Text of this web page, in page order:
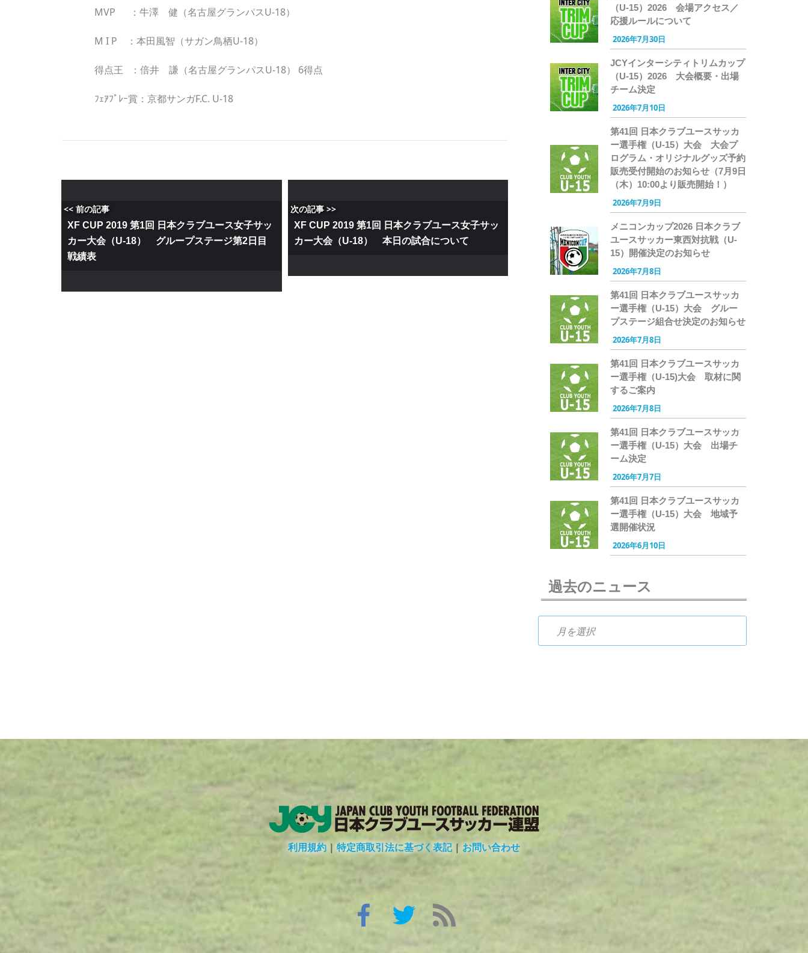
MVP ：牛澤 健（名古屋グランパスU-18）
M I P ：本田風智（サガン鳥栖U-18）
得点王 ：倍井 謙（名古屋グランパスU-18） 6得点
ﾌｪｱﾌﾟﾚｰ賞：京都サンガF.C. U-18
<< 前の記事
XF CUP 2019 第1回 日本クラブユース女子サッ
カー大会（U-18） グループステージ第2日目
戦績表
次の記事 >>
XF CUP 2019 第1回 日本クラブユース女子サッ
カー大会（U-18） 本日の試合について
（U-15）2026 会場アクセス／
応援ルールについて
2026年7月30日
JCYインターシティトリムカップ
（U-15）2026 大会概要・出場
チーム決定
2026年7月10日
第41回 日本クラブユースサッカ
ー選手権（U-15）大会 大会プ
ログラム・オリジナルグッズ予約
販売受付開始のお知らせ（7月9日
（木）10:00より販売開始！）
2026年7月9日
メニコンカップ2026 日本クラブ
ユースサッカー東西対抗戦（U-
15）開催決定のお知らせ
2026年7月8日
第41回 日本クラブユースサッカ
ー選手権（U-15）大会 グルー
プステージ組合せ決定のお知らせ
2026年7月8日
第41回 日本クラブユースサッカ
ー選手権（U-15)大会 取材に関
するご案内
2026年7月8日
第41回 日本クラブユースサッカ
ー選手権（U-15）大会 出場チ
ーム決定
2026年7月7日
第41回 日本クラブユースサッカ
ー選手権（U-15）大会 地域予
選開催状況
2026年6月10日
過去のニュース
利用規約 | 特定商取引法に基づく表記|お問い合わせ